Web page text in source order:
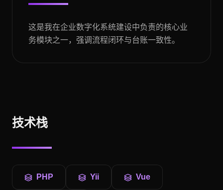
这是我在企业数字化系统建设中负责的核心业
务模块之一，强调流程闭环与台账一致性。
技术栈
PHP Yii Vue